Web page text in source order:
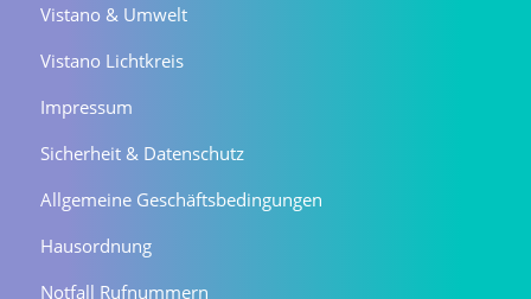
Vistano & Umwelt
Vistano Lichtkreis
Impressum
Sicherheit & Datenschutz
Allgemeine Geschäftsbedingungen
Hausordnung
Notfall Rufnummern